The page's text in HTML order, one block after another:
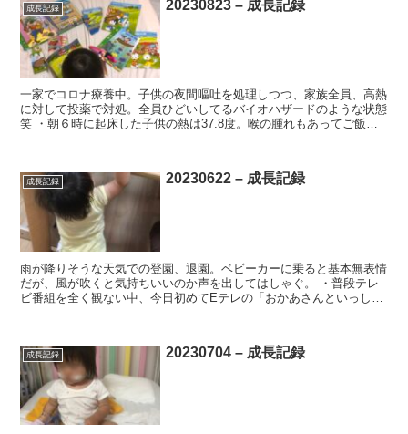
成長記録 20230823 – 成長記録
一家でコロナ療養中。子供の夜間嘔吐を処理しつつ、家族全員、高熱
に対して投薬で対処。全員ひどいしてるバイオハザードのような状態
笑 ・朝６時に起床した子供の熱は37.8度。喉の腫れもあってご飯を
成長記録 20230622 – 成長記録
雨が降りそうな天気での登園、退園。ベビーカーに乗ると基本無表情
だが、風が吹くと気持ちいいのか声を出してはしゃぐ。 ・普段テレ
ビ番組を全く観ない中、今日初めてEテレの「おかあさんといっし
成長記録 20230704 – 成長記録